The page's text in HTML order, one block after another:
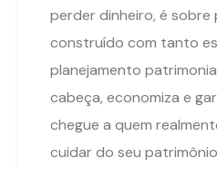
perder dinheiro, é
construído com tanto
planejamento
cabeça, economiza e
chegue a quem
cuidar do seu